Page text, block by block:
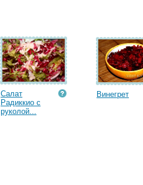
Салат
Радиккио с
руколой...
Винегрет